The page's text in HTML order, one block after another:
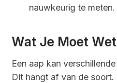
nauwkeurig te meten.
Wat Je Moet
Een aap kan
Dit hangt af van de soort.